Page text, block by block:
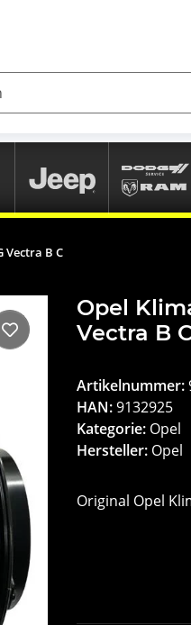
Vectra B C
Opel
Vectra B
Artikelnummer:
HAN:9132925
Kategorie: Opel
Hersteller: Opel
Original Opel